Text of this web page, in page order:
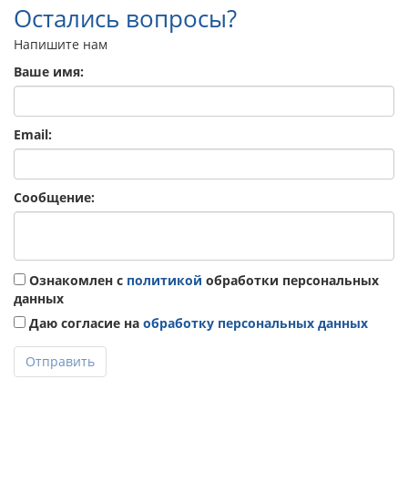
Остались вопросы?
Напишите нам
Ваше имя:
Email:
Сообщение:
Ознакомлен с политикой обработки персональных
данных
Даю согласие на обработку персональных данных
Отправить